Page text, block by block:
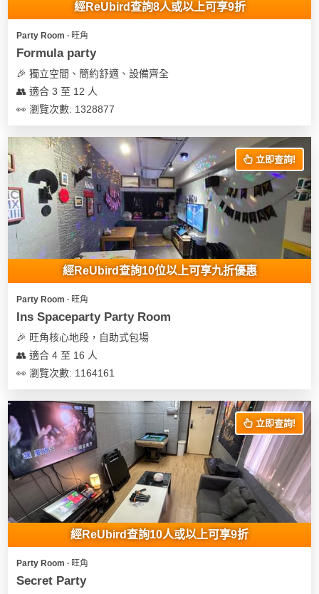
經ReUbird查詢8人或以上可享9折
Party Room ∙ 旺角
Formula party
🎉 獨立空間、簡約舒適、設備齊全
👥 適合 3 至 12 人
👀 瀏覽次數: 1328877
立即查詢!
經ReUbird查詢10位以上可享九折優惠
Party Room ∙ 旺角
Ins Spaceparty Party Room
🎉 旺角核心地段，自助式包場
👥 適合 4 至 16 人
👀 瀏覽次數: 1164161
立即查詢!
經ReUbird查詢10人或以上可享9折
Party Room ∙ 旺角
Secret Party